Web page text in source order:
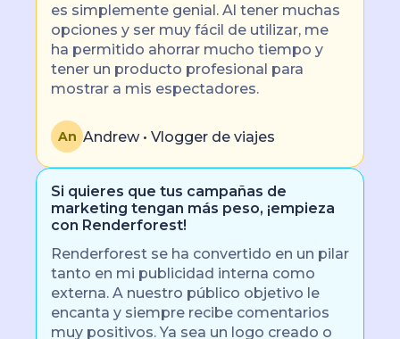
es simplemente genial. Al tener muchas
opciones y ser muy fácil de utilizar, me
ha permitido ahorrar mucho tiempo y
tener un producto profesional para
mostrar a mis espectadores.
An Andrew • Vlogger de viajes
Si quieres que tus campañas de
marketing tengan más peso, ¡empieza
con Renderforest!
Renderforest se ha convertido en un pilar
tanto en mi publicidad interna como
externa. A nuestro público objetivo le
encanta y siempre recibe comentarios
muy positivos. Ya sea un logo creado o